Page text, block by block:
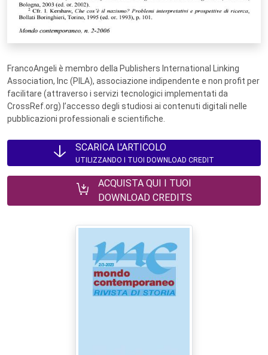
FrancoAngeli è membro della Publishers International Linking
Association, Inc (PILA), associazione indipendente e non profit per
facilitare (attraverso i servizi tecnologici implementati da
CrossRef.org) l’accesso degli studiosi ai contenuti digitali nelle
pubblicazioni professionali e scientifiche.
SCARICA L'ARTICOLO
UTILIZZANDO I TUOI DOWNLOAD CREDIT
ACQUISTA QUI I TUOI
DOWNLOAD CREDITS